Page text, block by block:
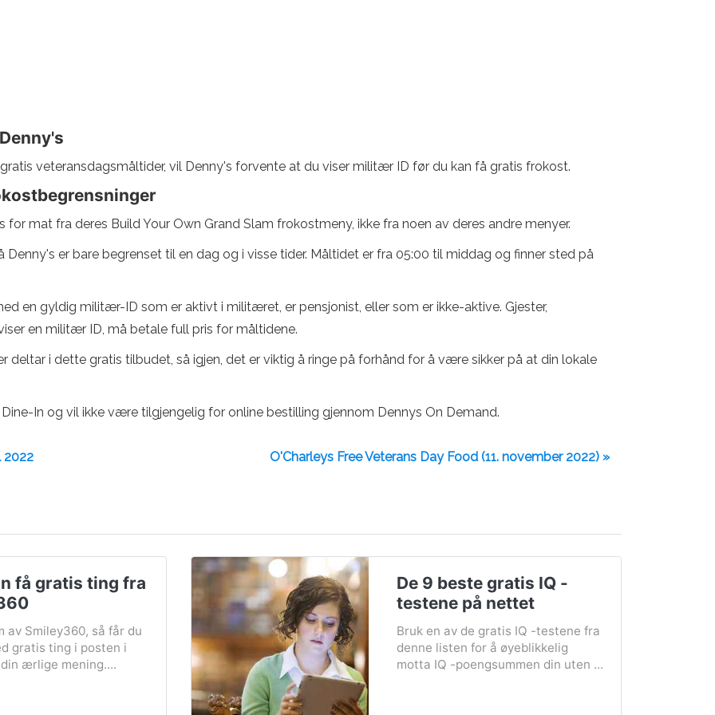
veteransdagsmåltider, vil Denny's forvente at du viser militær ID før du kan få gratis frokost.
for mat fra deres Build Your Own Grand Slam frokostmeny, ikke fra noen av deres andre menyer.
er bare begrenset til en dag og i visse tider. Måltidet er fra 05:00 til middag og finner sted på
en gyldig militær-ID som er aktivt i militæret, er pensjonist, eller som er ikke-aktive. Gjester,
en militær ID, må betale full pris for måltidene.
deltar i dette gratis tilbudet, så igjen, det er viktig å ringe på forhånd for å være sikker på at din lokale
In og vil ikke være tilgjengelig for online bestilling gjennom Dennys On Demand.
2022 O'Charleys Free Veterans Day Food (11. november 2022) »
få gratis ting fra
av Smiley360, så får du
gratis ting i posten i
ærlige mening....
De 9 beste gratis IQ -
testene på nettet
Bruk en av de gratis IQ -testene fra
denne listen for å øyeblikkelig
motta IQ -poengsummen din uten ...